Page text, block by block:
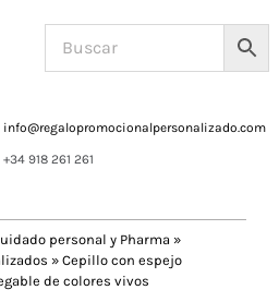
info@regalopromocionalpersonalizado.com
+34 918 261 261
personal y Pharma »
» Cepillo con espejo
de colores vivos